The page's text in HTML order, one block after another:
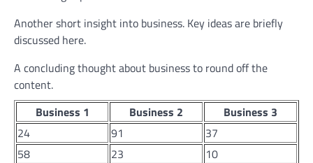
Another short insight into business. Key ideas are briefly
discussed here.
A concluding thought about business to round off the
content.
Business 1
Business 2
Business 3
24
91
37
58
23
10